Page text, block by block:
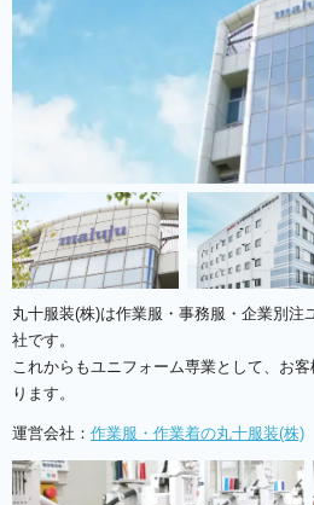
丸十服装(株)は作業服・事務服・企業別注
社です。
これからもユニフォーム専業として、お
ります。
運営会社： 作業服・作業着の丸十服装(株)